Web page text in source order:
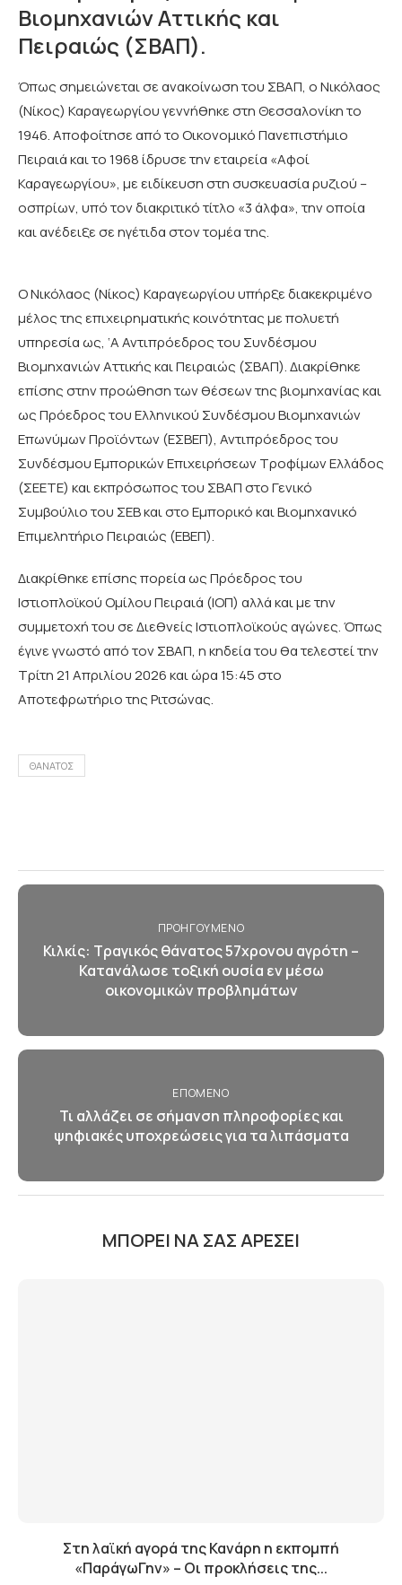
Βιομηχανιών Αττικής και
Πειραιώς (ΣΒΑΠ).
Όπως σημειώνεται σε ανακοίνωση του ΣΒΑΠ, ο Νικόλαος
(Νίκος) Καραγεωργίου γεννήθηκε στη Θεσσαλονίκη το
1946. Αποφοίτησε από το Οικονομικό Πανεπιστήμιο
Πειραιά και το 1968 ίδρυσε την εταιρεία «Αφοί
Καραγεωργίου», με ειδίκευση στη συσκευασία ρυζιού –
οσπρίων, υπό τον διακριτικό τίτλο «3 άλφα», την οποία
και ανέδειξε σε ηγέτιδα στον τομέα της.
Ο Νικόλαος (Νίκος) Καραγεωργίου υπήρξε διακεκριμένο
μέλος της επιχειρηματικής κοινότητας με πολυετή
υπηρεσία ως, ‘Α Αντιπρόεδρος του Συνδέσμου
Βιομηχανιών Αττικής και Πειραιώς (ΣΒΑΠ). Διακρίθηκε
επίσης στην προώθηση των θέσεων της βιομηχανίας και
ως Πρόεδρος του Ελληνικού Συνδέσμου Βιομηχανιών
Επωνύμων Προϊόντων (ΕΣΒΕΠ), Αντιπρόεδρος του
Συνδέσμου Εμπορικών Επιχειρήσεων Τροφίμων Ελλάδος
(ΣΕΕΤΕ) και εκπρόσωπος του ΣΒΑΠ στο Γενικό
Συμβούλιο του ΣΕΒ και στο Εμπορικό και Βιομηχανικό
Επιμελητήριο Πειραιώς (ΕΒΕΠ).
Διακρίθηκε επίσης πορεία ως Πρόεδρος του
Ιστιοπλοϊκού Ομίλου Πειραιά (ΙΟΠ) αλλά και με την
συμμετοχή του σε Διεθνείς Ιστιοπλοϊκούς αγώνες. Όπως
έγινε γνωστό από τον ΣΒΑΠ, η κηδεία του θα τελεστεί την
Τρίτη 21 Απριλίου 2026 και ώρα 15:45 στο
Αποτεφρωτήριο της Ριτσώνας.
ΘΑΝΑΤΟΣ
ΠΡΟΗΓΟΎΜΕΝΟ
Κιλκίς: Τραγικός θάνατος 57χρονου αγρότη –
Κατανάλωσε τοξική ουσία εν μέσω
οικονομικών προβλημάτων
ΕΠΌΜΕΝΟ
Τι αλλάζει σε σήμανση πληροφορίες και
ψηφιακές υποχρεώσεις για τα λιπάσματα
ΜΠΟΡΕΊ ΝΑ ΣΑΣ ΑΡΈΣΕΙ
Στη λαϊκή αγορά της Κανάρη η εκπομπή
«ΠαράγωΓην» – Οι προκλήσεις της...